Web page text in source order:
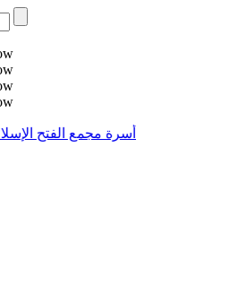
أسرة مجمع الفتح